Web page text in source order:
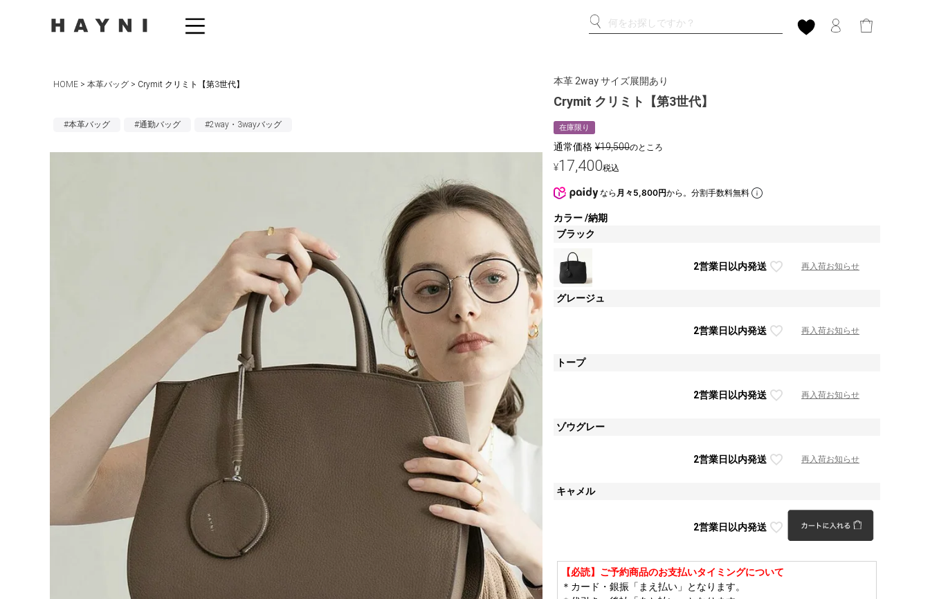
HOME 本革バッグ Crymit クリミト【第3世代】
#本革バッグ #通勤バッグ #2way・3wayバッグ
本革 2way サイズ展開あり
Crymit クリミト【第3世代】
在庫限り
通常価格 ¥19,500のところ
¥17,400税込
なら 月々5,800円から。分割手数料無料
カラー 納期
ブラック
2営業日以内発送 再入荷お知らせ
グレージュ
2営業日以内発送 再入荷お知らせ
トープ
2営業日以内発送 再入荷お知らせ
ゾウグレー
2営業日以内発送 再入荷お知らせ
キャメル
2営業日以内発送
【必読】ご予約商品のお支払いタイミングについて
＊カード・銀振「まえ払い」となります。